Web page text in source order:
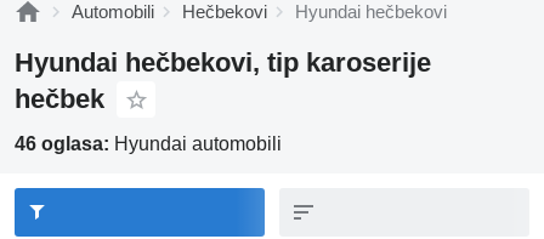
Automobili Hečbekovi Hyundai hečbekovi
Hyundai hečbekovi, tip karoserije
hečbek
46 oglasa: Hyundai automobili